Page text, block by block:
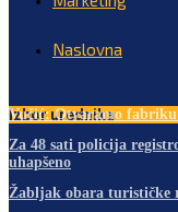
Naslovna
Izbor urednika
Vučić: Otvaramo
Za 48 sati policija
uhapšeno
Žabljak obara turističke